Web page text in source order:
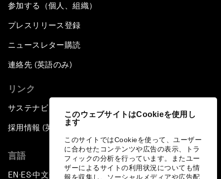
このウェブサイトはCookieを使用し
ます
このサイトではCookieを使って、ユーザー
に合わせたコンテンツや広告の表示、トラ
フィックの分析を行っています。またユー
ザーによるサイトの利用状況についても情
報を収集し、ソーシャルメディアや広告配
参加する（個人、組織）
プレスリリース登録
ニュースレター購読
連絡先 (英語のみ)
リンク
サステナビリティへの取り組み
採用情報 (英語のみ)
言語
EN ▪ES▪中文▪ 日本語